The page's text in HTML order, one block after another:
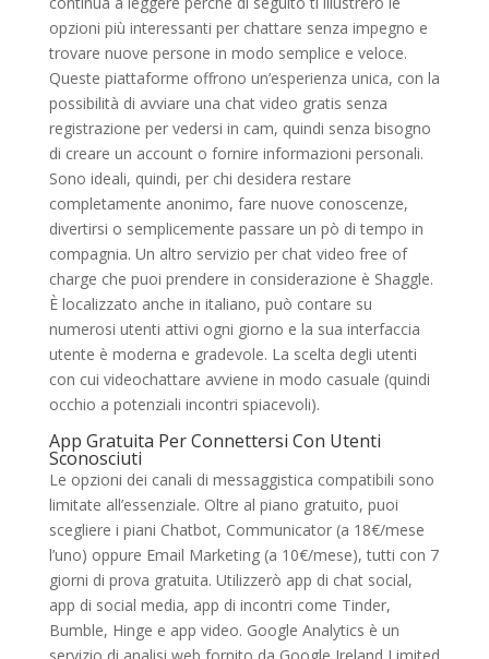
opzioni più interessanti per chattare senza impegno e
trovare nuove persone in modo semplice e veloce.
Queste piattaforme offrono un’esperienza unica, con la
possibilità di avviare una chat video gratis senza
registrazione per vedersi in cam, quindi senza bisogno
di creare un account o fornire informazioni personali.
Sono ideali, quindi, per chi desidera restare
completamente anonimo, fare nuove conoscenze,
divertirsi o semplicemente passare un pò di tempo in
compagnia. Un altro servizio per chat video free of
charge che puoi prendere in considerazione è Shaggle.
È localizzato anche in italiano, può contare su
numerosi utenti attivi ogni giorno e la sua interfaccia
utente è moderna e gradevole. La scelta degli utenti
con cui videochattare avviene in modo casuale (quindi
occhio a potenziali incontri spiacevoli).
App Gratuita Per Connettersi Con Utenti
Sconosciuti
Le opzioni dei canali di messaggistica compatibili sono
limitate all’essenziale. Oltre al piano gratuito, puoi
scegliere i piani Chatbot, Communicator (a 18€/mese
l’uno) oppure Email Marketing (a 10€/mese), tutti con 7
giorni di prova gratuita. Utilizzerò app di chat social,
app di social media, app di incontri come Tinder,
Bumble, Hinge e app video. Google Analytics è un